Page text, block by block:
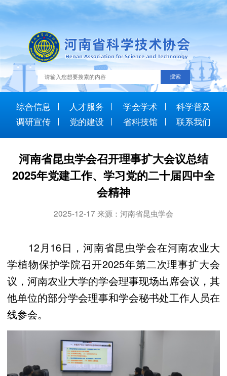
综合信息 人才服务 学会学术
科学普及
调研宣传
党的建设 省科技馆 联系我们
河南省昆虫学会召开理事扩大会议总结
2025年党建工作、学习党的二十届四中全
会精神
2025-12-17 来源：河南省昆虫学会
12月16日，河南省昆虫学会在河南农业大
学植物保护学院召开2025年第二次理事扩大会
议，河南农业大学的学会理事现场出席会议，其
他单位的部分学会理事和学会秘书处工作人员在
线参会。